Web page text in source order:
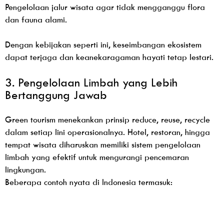
Pengelolaan jalur wisata agar tidak mengganggu flora
dan fauna alami.
Dengan kebijakan seperti ini, keseimbangan ekosistem
dapat terjaga dan keanekaragaman hayati tetap lestari.
3. Pengelolaan Limbah yang Lebih
Bertanggung Jawab
Green tourism menekankan prinsip reduce, reuse, recycle
dalam setiap lini operasionalnya. Hotel, restoran, hingga
tempat wisata diharuskan memiliki sistem pengelolaan
limbah yang efektif untuk mengurangi pencemaran
lingkungan.
Beberapa contoh nyata di Indonesia termasuk: